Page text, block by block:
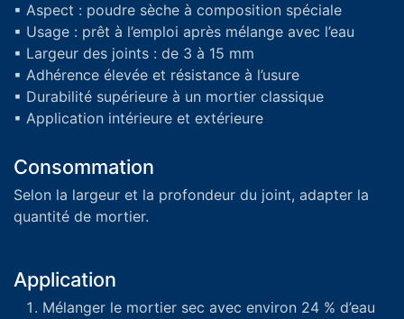
▪ Aspect : poudre sèche à composition spéciale
▪ Usage : prêt à l’emploi après mélange avec l’eau
▪ Largeur des joints : de 3 à 15 mm
▪ Adhérence élevée et résistance à l’usure
▪ Durabilité supérieure à un mortier classique
▪ Application intérieure et extérieure
Consommation
Selon la largeur et la profondeur du joint, adapter la
quantité de mortier.
Application
Mélanger le mortier sec avec environ 24 % d’eau